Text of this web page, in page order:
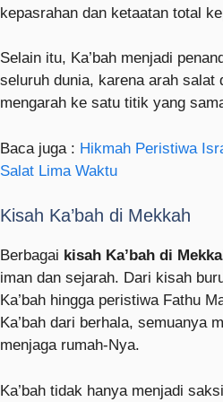
kepasrahan dan ketaatan total
Selain itu, Ka’bah menjadi
seluruh dunia, karena arah salat
mengarah ke satu titik yang
Baca juga : Hikmah Peristiwa
Salat Lima Waktu
Kisah Ka’bah di Mekkah
Berbagai kisah Ka’bah di
iman dan sejarah. Dari kisah
Ka’bah hingga peristiwa Fathu
Ka’bah dari berhala, semuanya
menjaga rumah-Nya.
Ka’bah tidak hanya menjadi